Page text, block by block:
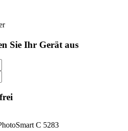
Sie Ihr Gerät aus
C 5283